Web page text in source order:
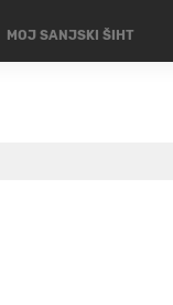
MOJ SANJSKI ŠIHT